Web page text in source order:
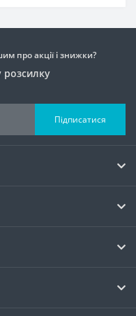
про акції і знижки?
розсилку
Підписатися